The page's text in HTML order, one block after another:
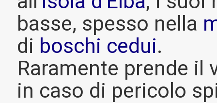
basse, spesso nella
di boschi cedui.
Raramente prende il
in caso di pericolo